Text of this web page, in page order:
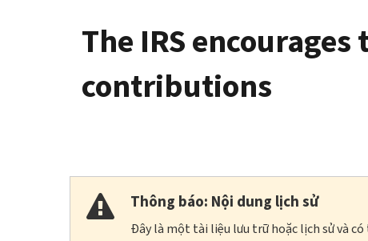
The IRS
contributions
Thông báo: Nội dung lịch sử
Đây là một tài liệu lưu trữ hoặc lịch sử và